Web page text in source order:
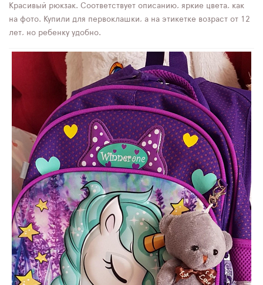
Красивый рюкзак. Соответствует описанию, яркие цвета, как
на фото. Купили для первоклашки, а на этикетке возраст от 12
лет, но ребенку удобно.